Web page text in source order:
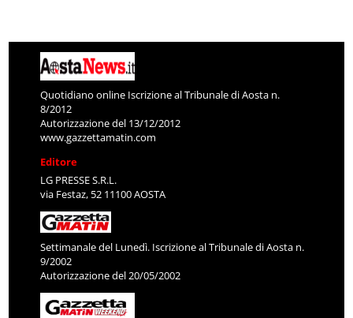
Quotidiano online Iscrizione al Tribunale di Aosta n.
8/2012
Autorizzazione del 13/12/2012
www.gazzettamatin.com
Editore
LG PRESSE S.R.L.
via Festaz, 52 11100 AOSTA
Settimanale del Lunedì. Iscrizione al Tribunale di Aosta n.
9/2002
Autorizzazione del 20/05/2002